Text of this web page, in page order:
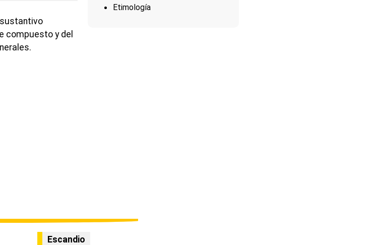
Etimología
compuesto y del
Escandio